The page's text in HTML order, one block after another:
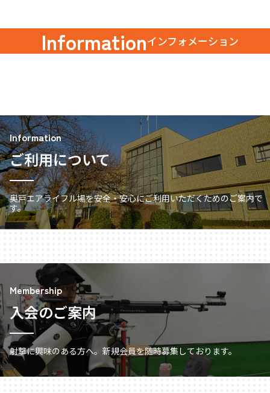
Informationインフォメーション
Information
ご利用について
奥戸エアライフル場を安全・安心にご利用いただくためのご案内で
す。
Membership
入会のご案内
射撃に興味のある方へ。新規会員を随時募集しております。